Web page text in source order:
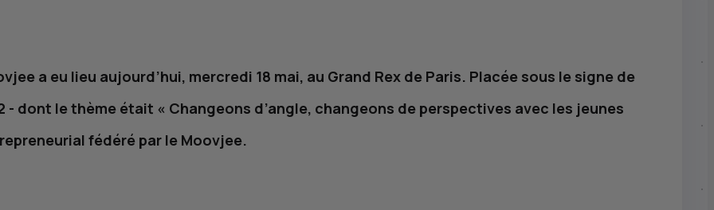
a eu lieu aujourd’hui, mercredi 18 mai, au Grand Rex de Paris. Placée sous le signe de
- dont le thème était « Changeons d’angle, changeons de perspectives avec les jeunes
fédéré par le Moovjee.